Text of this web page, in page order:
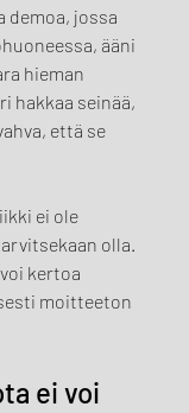
demoa, jossa
ääni
hieman
hakkaa seinää,
että se
ei ole
olla.
kertoa
moitteeton
ei voi